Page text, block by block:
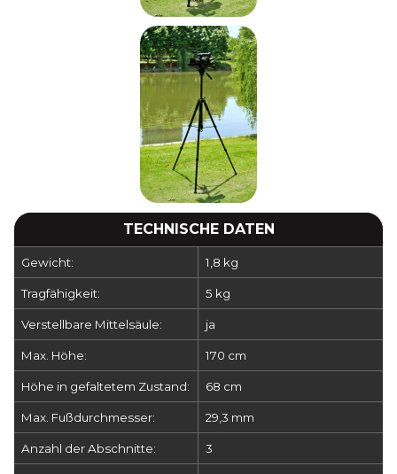
TECHNISCHE DATEN
Gewicht: 1,8 kg
Tragfähigkeit: 5 kg
Verstellbare Mittelsäule: ja
Max. Höhe: 170 cm
Höhe in gefaltetem Zustand: 68 cm
Max. Fußdurchmesser: 29,3 mm
Anzahl der Abschnitte: 3